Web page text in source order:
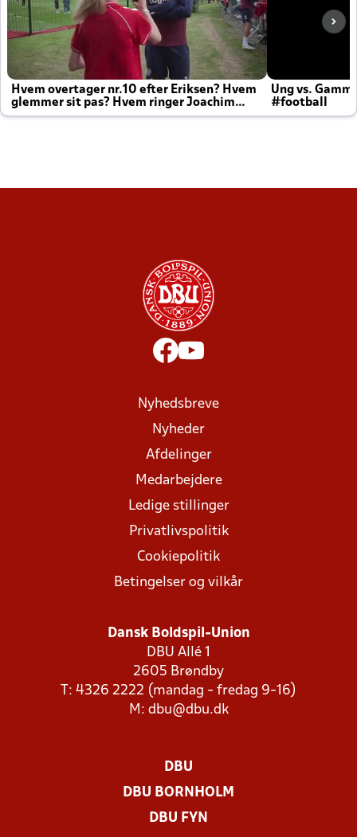
Hvem overtager nr.10 efter Eriksen? Hvem
glemmer sit pas? Hvem ringer Joachim
altid til efter kampe?
Ung vs.
#football
Nyhedsbreve
Nyheder
Afdelinger
Medarbejdere
Ledige stillinger
Privatlivspolitik
Cookiepolitik
Betingelser og vilkår
Dansk Boldspil-Union
DBU Allé 1
2605 Brøndby
T: 4326 2222 (mandag - fredag 9-16)
M: dbu@dbu.dk
DBU
DBU BORNHOLM
DBU FYN